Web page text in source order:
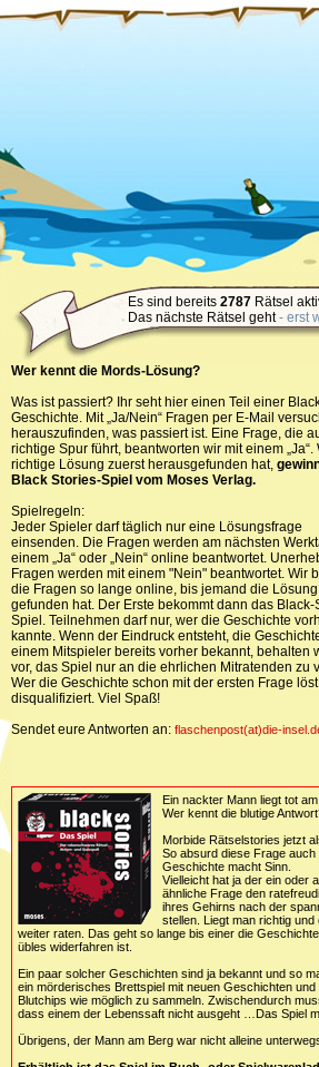
Es sind bereits 2787Rätsel
Das nächste Rätsel geht- erst
Wer kennt die Mords-Lösung?
Was ist passiert? Ihr seht hier einen Teil einer
Geschichte. Mit „Ja/Nein“ Fragen per E-Mail
herauszufinden, was passiert ist. Eine Frage, die
richtige Spur führt, beantworten wir mit einem „Ja“.
richtige Lösung zuerst herausgefunden hat,
Black Stories-Spiel vom Moses Verlag.
Spielregeln:
Jeder Spieler darf täglich nur eine Lösungsfrage
einsenden. Die Fragen werden am nächsten
einem „Ja“ oder „Nein“ online beantwortet.
Fragen werden mit einem "Nein" beantwortet. Wir
die Fragen so lange online, bis jemand die Lösung
gefunden hat. Der Erste bekommt dann das Black-
Spiel. Teilnehmen darf nur, wer die Geschichte
kannte. Wenn der Eindruck entsteht, die
einem Mitspieler bereits vorher bekannt, behalten
vor, das Spiel nur an die ehrlichen Mitratenden zu
Wer die Geschichte schon mit der ersten Frage
disqualifiziert. Viel Spaß!
Sendet eure Antworten an: flaschenpost(at)die-
Ein nackter Mann liegt tot
Wer kennt die blutige
Morbide Rätselstories jetzt
So absurd diese Frage
Geschichte macht Sinn.
Vielleicht hat ja der ein oder
ähnliche Frage den
ihres Gehirns nach der
stellen. Liegt man richtig
weiter raten. Das geht so lange bis einer die
übles widerfahren ist.
Ein paar solcher Geschichten sind ja bekannt und so
ein mörderisches Brettspiel mit neuen Geschichten
Blutchips wie möglich zu sammeln. Zwischendurch
dass einem der Lebenssaft nicht ausgeht …Das Spiel
Übrigens, der Mann am Berg war nicht alleine